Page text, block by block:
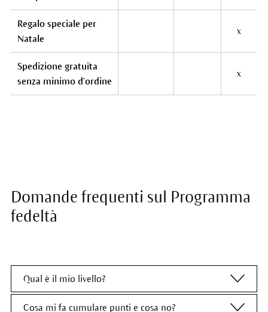
Regalo speciale per
Natale
x
Spedizione gratuita
senza minimo d'ordine
x
Domande frequenti sul Programma
fedeltà
Qual è il mio livello?
Cosa mi fa cumulare punti e cosa no?